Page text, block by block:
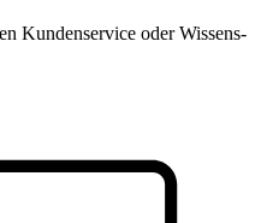
Kundenservice oder Wissens-